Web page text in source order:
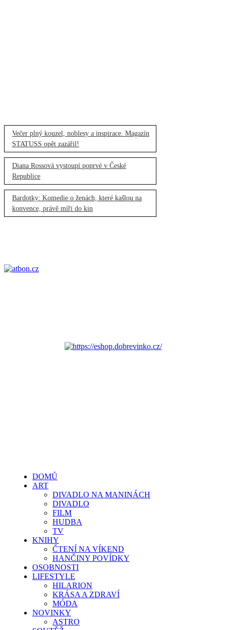
Večer plný kouzel, noblesy a inspirace. Magazín
STATUSS opět zazářil!
Diana Rossová vystoupí poprvé v České
Republice
Bardotky: Komedie o ženách, které kašlou na
konvence, právě míří do kin
DOMŮ
ART
DIVADLO NA MANINÁCH
DIVADLO
FILM
HUDBA
TV
KNIHY
ČTENÍ NA VÍKEND
HANČINY POVÍDKY
OSOBNOSTI
LIFESTYLE
HILARION
KRÁSA A ZDRAVÍ
MÓDA
NOVINKY
ASTRO